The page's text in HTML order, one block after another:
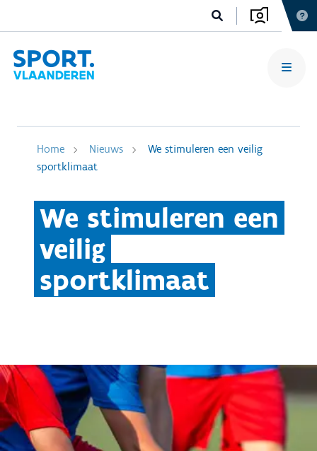
Home Nieuws
We stimuleren een veilig
sportklimaat
We stimuleren een
veilig
sportklimaat